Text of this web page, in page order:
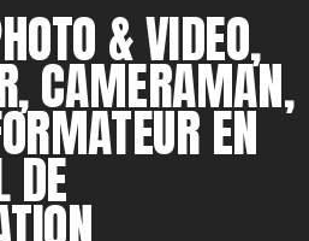
& VIDEO,
CAMERAMAN,
EN
DE